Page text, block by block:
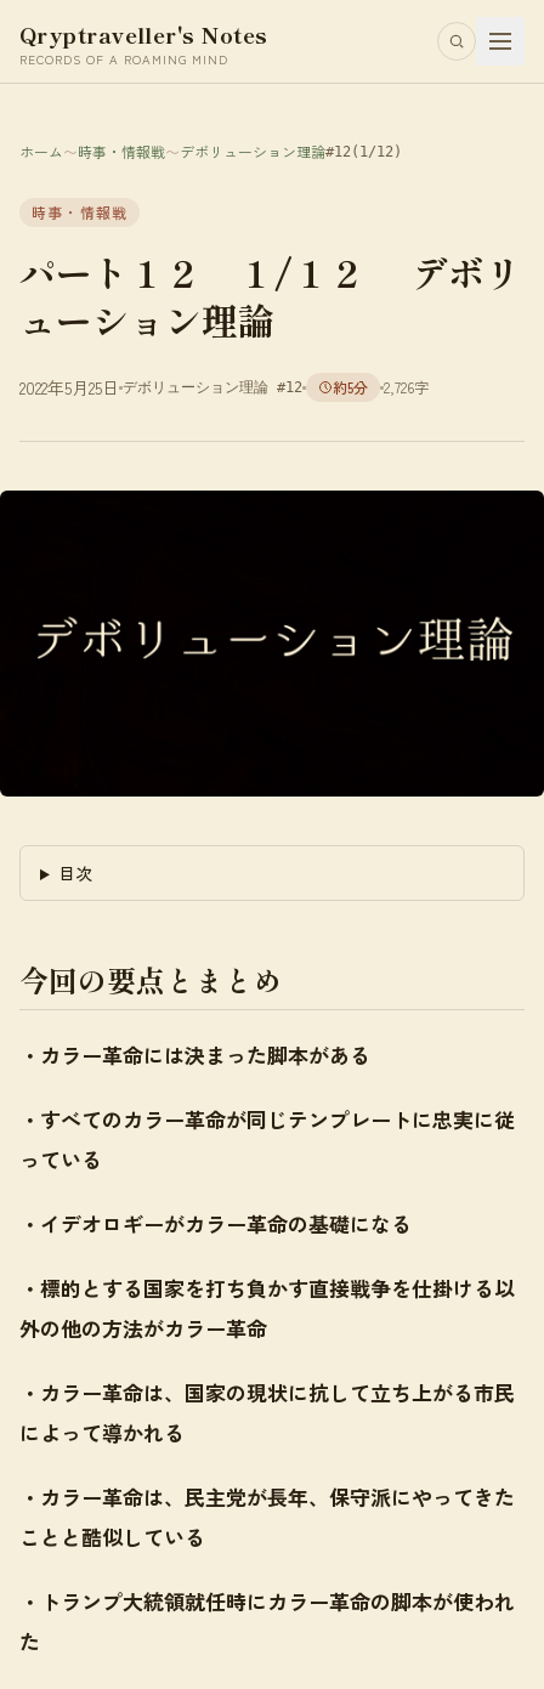
Qryptraveller's Notes
RECORDS OF A ROAMING MIND
ホーム〜時事・情報戦〜デボリューション理論#12(1/12)
時事・情報戦
パート１２ １/１２ デボリ
ューション理論
2022年5月25日 デボリューション理論 #12 約5分 2,726字
目次
今回の要点とまとめ
・カラー革命には決まった脚本がある
・すべてのカラー革命が同じテンプレートに忠実に従
っている
・イデオロギーがカラー革命の基礎になる
・標的とする国家を打ち負かす直接戦争を仕掛ける以
外の他の方法がカラー革命
・カラー革命は、国家の現状に抗して立ち上がる市民
によって導かれる
・カラー革命は、民主党が長年、保守派にやってきた
ことと酷似している
・トランプ大統領就任時にカラー革命の脚本が使われ
た